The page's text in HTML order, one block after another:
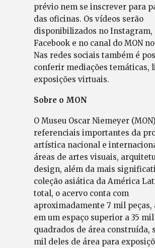
prévio nem se inscrever para
das oficinas. Os vídeos serão
disponibilizados no Instagram,
Facebook e no canal do MON
Nas redes sociais também é
conferir mediações temáticas,
exposições virtuais.
Sobre o MON
O Museu Oscar Niemeyer
referenciais importantes da
artística nacional e
áreas de artes visuais,
design, além da mais
coleção asiática da América
total, o acervo conta com
aproximadamente 7 mil peças,
em um espaço superior a 35
quadrados de área construída,
mil deles de área para